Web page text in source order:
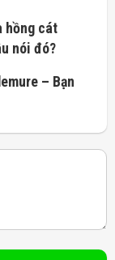
hồng cát
nói đó?
– Bạn